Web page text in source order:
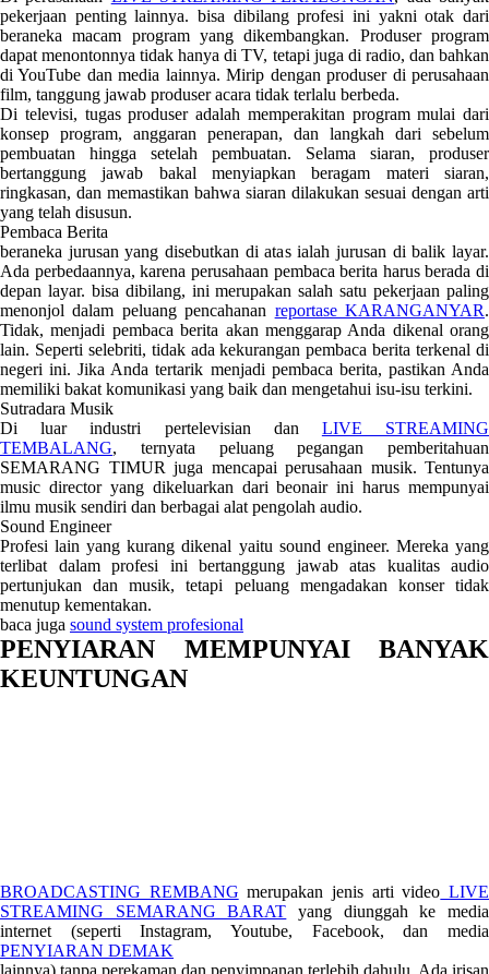
pekerjaan penting lainnya. bisa dibilang profesi ini yakni otak dari
beraneka macam program yang dikembangkan. Produser program
dapat menontonnya tidak hanya di TV, tetapi juga di radio, dan bahkan
di YouTube dan media lainnya. Mirip dengan produser di perusahaan
film, tanggung jawab produser acara tidak terlalu berbeda.
Di televisi, tugas produser adalah memperakitan program mulai dari
konsep program, anggaran penerapan, dan langkah dari sebelum
pembuatan hingga setelah pembuatan. Selama siaran, produser
bertanggung jawab bakal menyiapkan beragam materi siaran,
ringkasan, dan memastikan bahwa siaran dilakukan sesuai dengan arti
yang telah disusun.
Pembaca Berita
beraneka jurusan yang disebutkan di atas ialah jurusan di balik layar.
Ada perbedaannya, karena perusahaan pembaca berita harus berada di
depan layar. bisa dibilang, ini merupakan salah satu pekerjaan paling
menonjol dalam peluang pencahanan reportase KARANGANYAR.
Tidak, menjadi pembaca berita akan menggarap Anda dikenal orang
lain. Seperti selebriti, tidak ada kekurangan pembaca berita terkenal di
negeri ini. Jika Anda tertarik menjadi pembaca berita, pastikan Anda
memiliki bakat komunikasi yang baik dan mengetahui isu-isu terkini.
Sutradara Musik
Di luar industri pertelevisian dan LIVE STREAMING
TEMBALANG, ternyata peluang pegangan pemberitahuan
SEMARANG TIMUR juga mencapai perusahaan musik. Tentunya
music director yang dikeluarkan dari beonair ini harus mempunyai
ilmu musik sendiri dan berbagai alat pengolah audio.
Sound Engineer
Profesi lain yang kurang dikenal yaitu sound engineer. Mereka yang
terlibat dalam profesi ini bertanggung jawab atas kualitas audio
pertunjukan dan musik, tetapi peluang mengadakan konser tidak
menutup kementakan.
baca juga sound system profesional
PENYIARAN MEMPUNYAI BANYAK
KEUNTUNGAN
BROADCASTING REMBANG merupakan jenis arti video LIVE
STREAMING SEMARANG BARAT yang diunggah ke media
internet (seperti Instagram, Youtube, Facebook, dan media
PENYIARAN DEMAK
lainnya) tanpa perekaman dan penyimpanan terlebih dahulu. Ada irisan